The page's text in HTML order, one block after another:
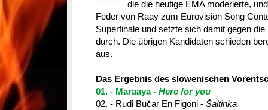
die die heutige EMA moderierte,
Feder von Raay zum Eurovision Song
Superfinale und setzte sich damit gegen
durch. Die übrigen Kandidaten schieden
aus.
Das Ergebnis des slowenischen
01. - Maraaya - Here for you
02. - Rudi Bučar En Figoni - Šaltinka